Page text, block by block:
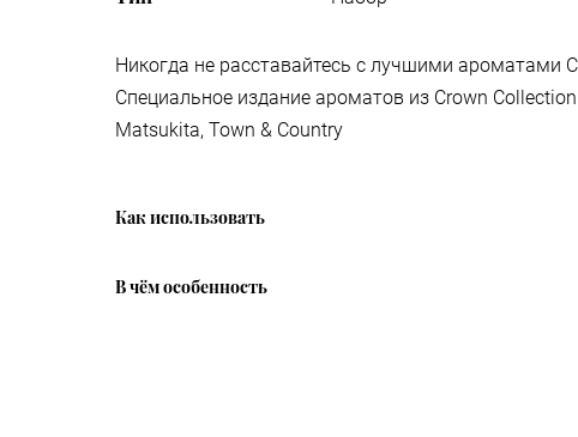
Никогда не расставайтесь с лучшими ароматами
Специальное издание ароматов из Crown
Matsukita, Town & Country
Как использовать
В чём особенность